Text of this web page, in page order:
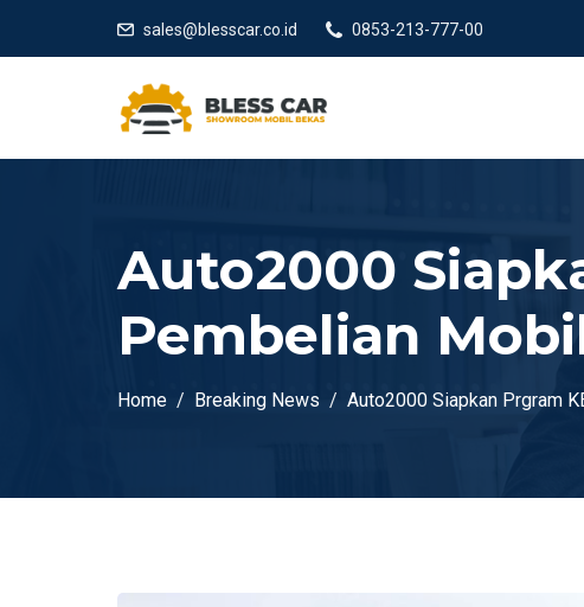
sales@blesscar.co.id 0853-213-777-00
Auto2000
Pembelian
Home Breaking News Auto2000 Siapkan Prgram